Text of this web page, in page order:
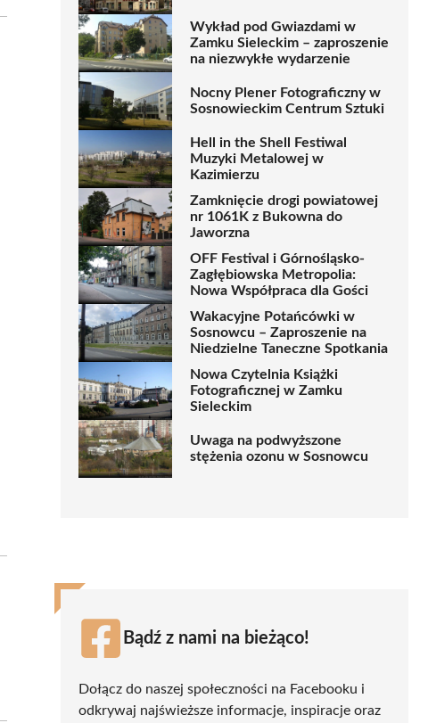
Wykład pod Gwiazdami w
Zamku Sieleckim – zaproszenie
na niezwykłe wydarzenie
Nocny Plener Fotograficzny w
Sosnowieckim Centrum Sztuki
Hell in the Shell Festiwal
Muzyki Metalowej w
Kazimierzu
Zamknięcie drogi powiatowej
nr 1061K z Bukowna do
Jaworzna
OFF Festival i Górnośląsko-
Zagłębiowska Metropolia:
Nowa Współpraca dla Gości
Wakacyjne Potańcówki w
Sosnowcu – Zaproszenie na
Niedzielne Taneczne Spotkania
Nowa Czytelnia Książki
Fotograficznej w Zamku
Sieleckim
Uwaga na podwyższone
stężenia ozonu w Sosnowcu
Bądź z nami na bieżąco!
Dołącz do naszej społeczności na Facebooku i
odkrywaj najświeższe informacje, inspiracje oraz